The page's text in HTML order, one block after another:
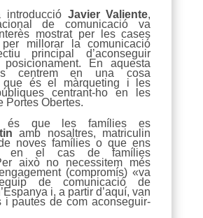
Javier Valiente,
de comunicació va
mostrat per les cases
per millorar la comunicació
principal d’aconseguir
En aquesta
centrem en una cosa
que és el màrqueting i les
centrant-ho en les
Portes Obertes.
és que les famílies es
amb nosaltres, matriculin
noves famílies o que ens
en el cas de famílies
això no necessitem més
(compromís) «va
de comunicació de
i, a partir d’aquí, van
i pautes de com aconseguir-